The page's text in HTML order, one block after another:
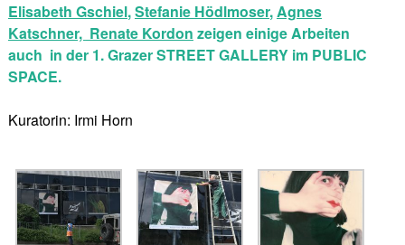
Elisabeth Gschiel,Stefanie Hödlmoser,Agnes
Katschner, Renate Kordon zeigen einige Arbeiten
auch in der 1. Grazer STREET GALLERY im PUBLIC
SPACE.
Kuratorin: Irmi Horn